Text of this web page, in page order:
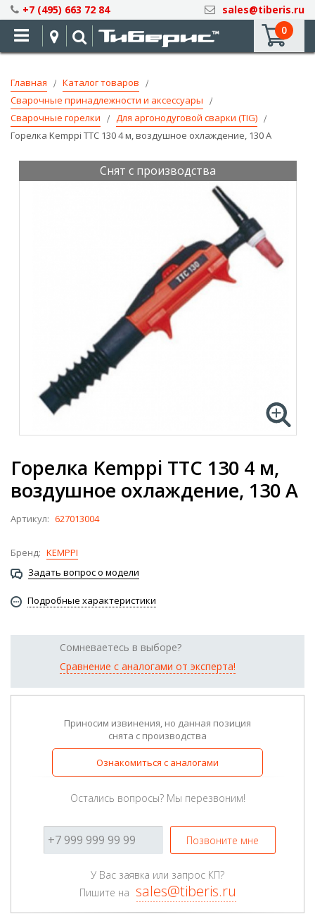
Skip
to
Content
+7 (495) 663 72 84
sales@tiberis.ru
0
Главная
Каталог товаров
Сварочные принадлежности и аксессуары
Сварочные горелки
Для аргонодуговой сварки (TIG)
Горелка Kemppi TTC 130 4 м, воздушное охлаждение, 130 А
Горелка Kemppi TTC 130 4 м,
воздушное охлаждение, 130 А
Артикул: 627013004
Бренд: KEMPPI
Задать вопрос о модели
Подробные характеристики
Сомневаетесь в выборе?
Сравнение с аналогами от эксперта!
Приносим извинения, но данная позиция
снята с производства
Ознакомиться с аналогами
Остались вопросы? Мы перезвоним!
Позвоните мне
У Вас заявка или запрос КП?
Пишите на sales@tiberis.ru
Снят с производства